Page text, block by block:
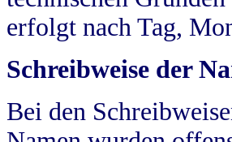
erfolgt nach Tag,
Schreibweise der
Bei den